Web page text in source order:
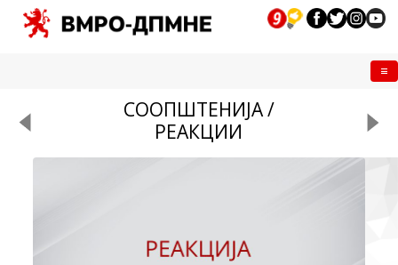
СООПШТЕНИЈА /
РЕАКЦИИ